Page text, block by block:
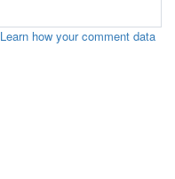
Learn how your comment data